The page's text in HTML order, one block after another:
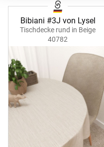
Bibiani #3J von Lysel
Tischdecke rund in Beige
40782